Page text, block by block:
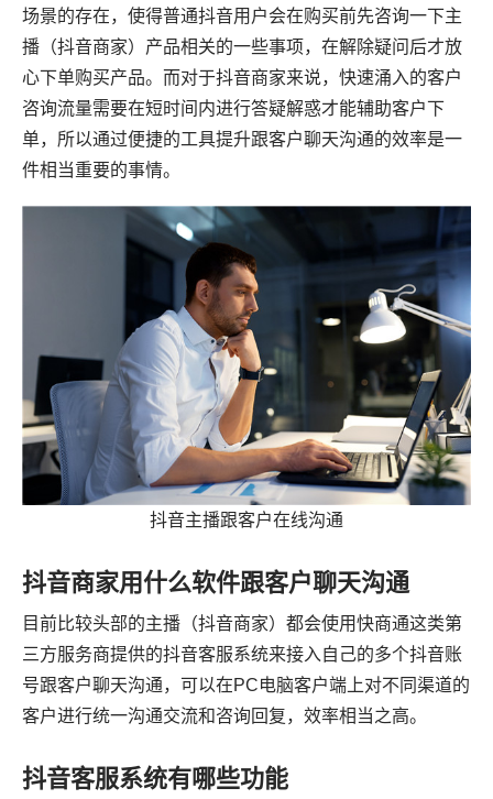
场景的存在，使得普通抖音用户会在购买前先咨询一下主
播（抖音商家）产品相关的一些事项，在解除疑问后才放
心下单购买产品。而对于抖音商家来说，快速涌入的客户
咨询流量需要在短时间内进行答疑解惑才能辅助客户下
单，所以通过便捷的工具提升跟客户聊天沟通的效率是一
件相当重要的事情。
抖音主播跟客户在线沟通
抖音商家用什么软件跟客户聊天沟通
目前比较头部的主播（抖音商家）都会使用快商通这类第
三方服务商提供的抖音客服系统来接入自己的多个抖音账
号跟客户聊天沟通，可以在PC电脑客户端上对不同渠道的
客户进行统一沟通交流和咨询回复，效率相当之高。
抖音客服系统有哪些功能